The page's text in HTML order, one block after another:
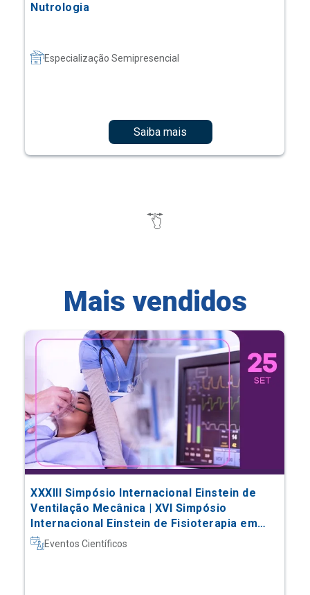
Nutrologia
Especialização Semipresencial
Saiba mais
Mais vendidos
XXXIII Simpósio Internacional Einstein de
Ventilação Mecânica | XVI Simpósio
Internacional Einstein de Fisioterapia em
Terapia Intensiva
Eventos Científicos